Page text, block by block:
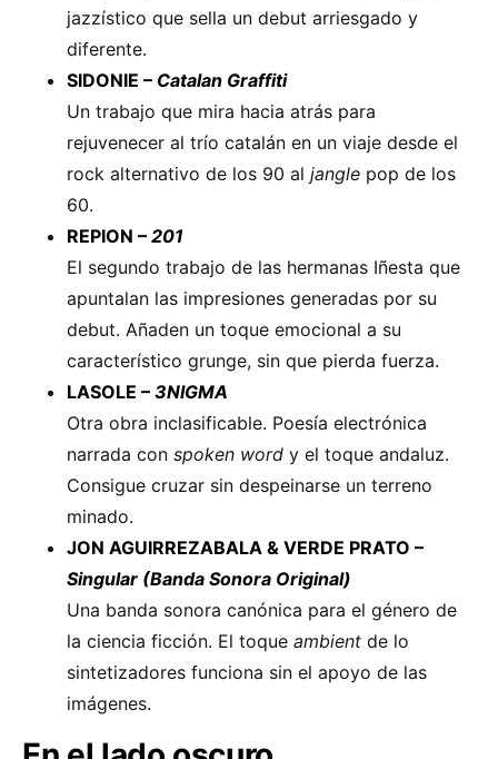
jazzístico que sella un debut arriesgado y
diferente.
SIDONIE – Catalan Graffiti
Un trabajo que mira hacia atrás para
rejuvenecer al trío catalán en un viaje desde el
rock alternativo de los 90 al jangle pop de los
60.
REPION – 201
El segundo trabajo de las hermanas Iñesta que
apuntalan las impresiones generadas por su
debut. Añaden un toque emocional a su
característico grunge, sin que pierda fuerza.
LASOLE – 3NIGMA
Otra obra inclasificable. Poesía electrónica
narrada con spoken word y el toque andaluz.
Consigue cruzar sin despeinarse un terreno
minado.
JON AGUIRREZABALA & VERDE PRATO –
Singular (Banda Sonora Original)
Una banda sonora canónica para el género de
la ciencia ficción. El toque ambient de lo
sintetizadores funciona sin el apoyo de las
imágenes.